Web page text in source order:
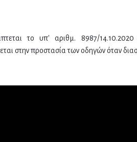
το υπ' αριθμ. 8987/
στην προστασία των οδηγών όταν